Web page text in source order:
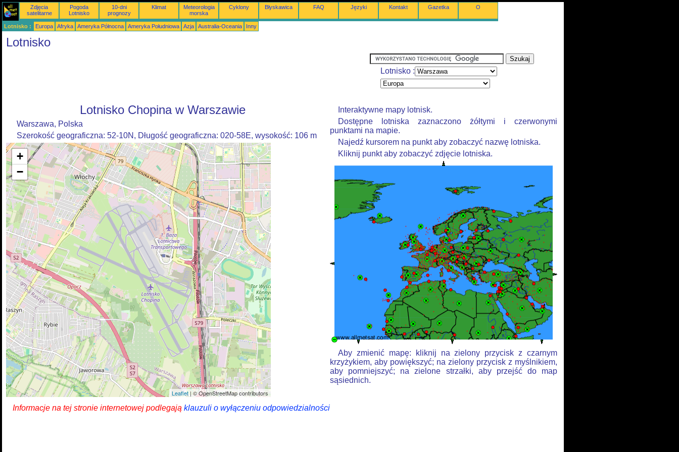
Zdjęcia
satelitarne
Pogoda
Lotnisko
10-dni
prognozy
Klimat
Meteorologia
morska
Cyklony Błyskawica FAQ Języki Kontakt Gazetka O
Lotnisko : Europa Afryka Ameryka Północna Ameryka Południowa Azja Australia-Oceania Inny
Lotnisko
Lotnisko :
Lotnisko Chopina w Warszawie
Warszawa, Polska
Szerokość geograficzna: 52-10N, Długość geograficzna: 020-58E, wysokość: 106 m
+
−
Leaflet | © OpenStreetMap contributors
Interaktywne mapy lotnisk.
Dostępne lotniska zaznaczono żółtymi i czerwonymi
punktami na mapie.
Najedź kursorem na punkt aby zobaczyć nazwę lotniska.
Kliknij punkt aby zobaczyć zdjęcie lotniska.
Aby zmienić mapę: kliknij na zielony przycisk z czarnym
krzyżykiem, aby powiększyć; na zielony przycisk z myślnikiem,
aby pomniejszyć; na zielone strzałki, aby przejść do map
sąsiednich.
Informacje na tej stronie internetowej podlegają klauzuli o wyłączeniu odpowiedzialności